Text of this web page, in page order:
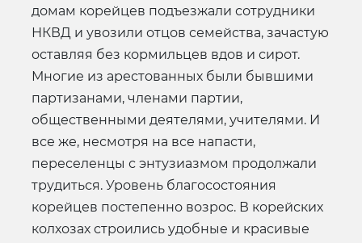
домам корейцев подъезжали сотрудники
НКВД и увозили отцов семейства, зачастую
оставляя без кормильцев вдов и сирот.
Многие из арестованных были бывшими
партизанами, членами партии,
общественными деятелями, учителями. И
все же, несмотря на все напасти,
переселенцы с энтузиазмом продолжали
трудиться. Уровень благосостояния
корейцев постепенно возрос. В корейских
колхозах строились удобные и красивые